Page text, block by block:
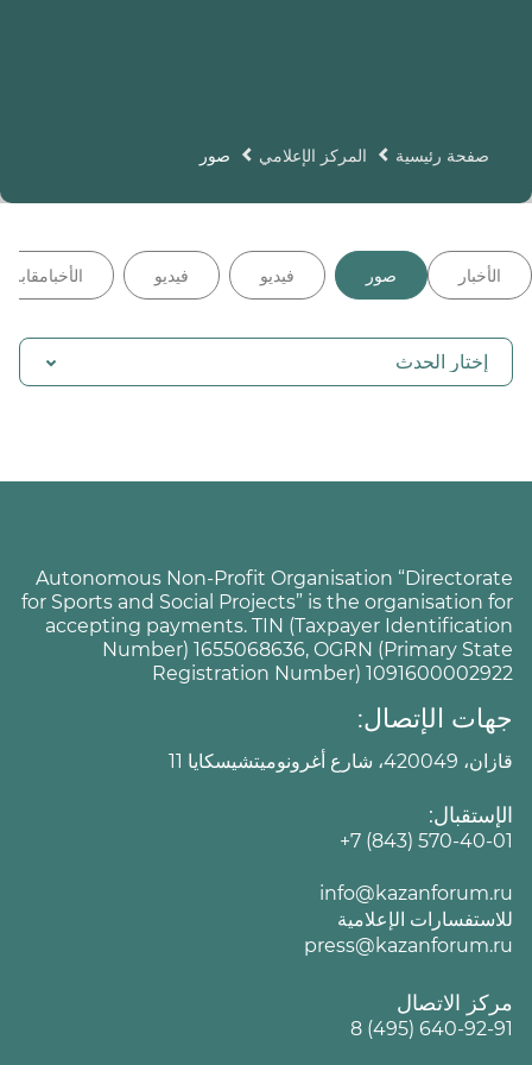
صفحة رئيسية المركز الإعلامي صور
الأخبار صور فيديو فيديو الأخبامقابلة
إختار الحدث
Autonomous Non-Profit Organisation “Directorate
for Sports and Social Projects” is the organisation for
accepting payments. TIN (Taxpayer Identification
Number) 1655068636, OGRN (Primary State
Registration Number) 1091600002922
جهات الإتصال:
قازان، 420049، شارع أغرونوميتشيسكايا 11
الإستقبال:
+7 (843) 570-40-01
info@kazanforum.ru
للاستفسارات الإعلامية
press@kazanforum.ru
مركز الاتصال
8 (495) 640-92-91